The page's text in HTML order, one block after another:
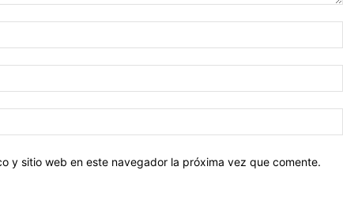
y sitio web en este navegador la próxima vez que comente.